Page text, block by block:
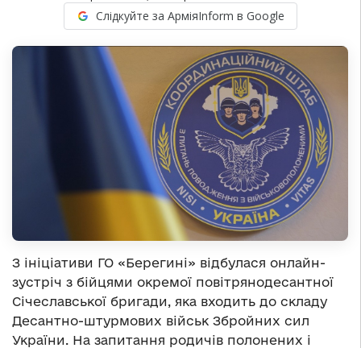
Слідкуйте за АрміяInform в Google
З ініціативи ГО «Берегині» відбулася онлайн-
зустріч з бійцями окремої повітрянодесантної
Січеславської бригади, яка входить до складу
Десантно-штурмових військ Збройних сил
України. На запитання родичів полонених і